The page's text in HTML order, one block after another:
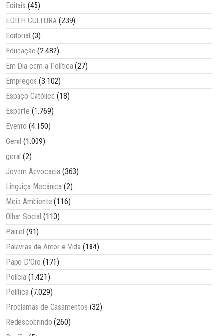
Editais (45)
EDITH CULTURA (239)
Editorial (3)
Educação (2.482)
Em Dia com a Política (27)
Empregos (3.102)
Espaço Católico (18)
Esporte (1.769)
Evento (4.150)
Geral (1.009)
geral (2)
Jovem Advocacia (363)
Linguiça Mecânica (2)
Meio Ambiente (116)
Olhar Social (110)
Painel (91)
Palavras de Amor e Vida (184)
Papo D'Oro (171)
Polícia (1.421)
Política (7.029)
Proclamas de Casamentos (32)
Redescobrindo (260)